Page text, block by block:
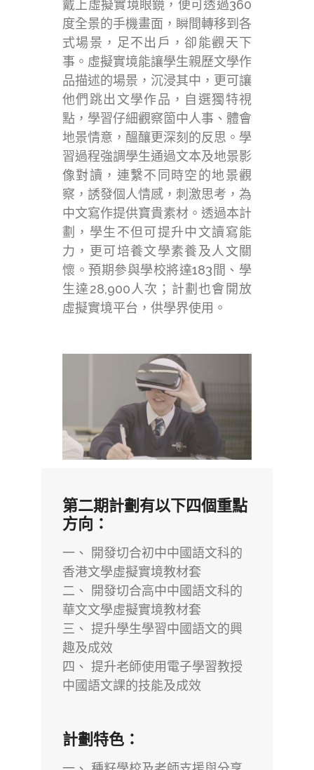
戴上虛擬實境眼鏡，便可透過360
度全景的手機畫面，瞬間轉移到各
式場景，足不出戶，卻能觀天下
事。虛擬實境能讓學生親歷文學作
品描述的場景，沉浸其中，更可讓
他們跳出文學作品，自選獨特視
點，學習仔細觀察箇中人事、體會
地景情意，醞釀更深刻的反思。學
習過程強調學生通過文本及地景影
像對讀，連繫不同時空的地景觀
察，誘發個人情感，刺激思考，為
中文寫作提供寶貴素材。透過本計
劃，學生不但可提升中文讀寫能
力，更可培養文學素養及人文關
懷。預期參與學校將達183間、學
生達28,900人次；計劃也會開放
虛擬實境平台，供學界使用。
第二期計劃有以下四個重點
方向：
一、 開發切合初中中國語文科的
香港文學虛擬實境教材套
二、 開發切合高中中國語文科的
華文文學虛擬實境教材套
三、 提升學生學習中國語文的興
趣及成效
四、 提升老師使用電子學習教授
中國語文課的技能及成效
計劃特色：